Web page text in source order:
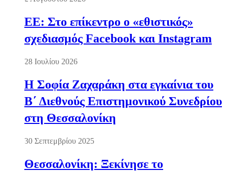
ΕΕ: Στο επίκεντρο ο «εθιστικός»
σχεδιασμός Facebook και Instagram
28 Ιουλίου 2026
Η Σοφία Ζαχαράκη στα εγκαίνια του
Β΄ Διεθνούς Επιστημονικού Συνεδρίου
στη Θεσσαλονίκη
30 Σεπτεμβρίου 2025
Θεσσαλονίκη: Ξεκίνησε το